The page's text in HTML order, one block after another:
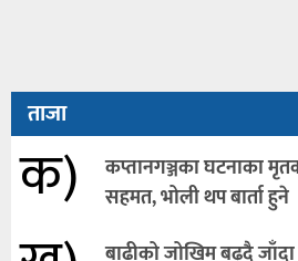
ताजा
क)
कप्तानगञ्जका घटनाका
सहमत, भोली थप बार्ता हुने
बाढीको जोखिम बढ्दै